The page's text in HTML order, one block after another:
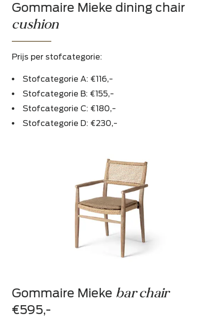
Gommaire Mieke dining chair
cushion
Prijs per stofcategorie:
Stofcategorie A: €116,-
Stofcategorie B: €155,-
Stofcategorie C: €180,-
Stofcategorie D: €230,-
Gommaire Mieke bar chair
€595,-